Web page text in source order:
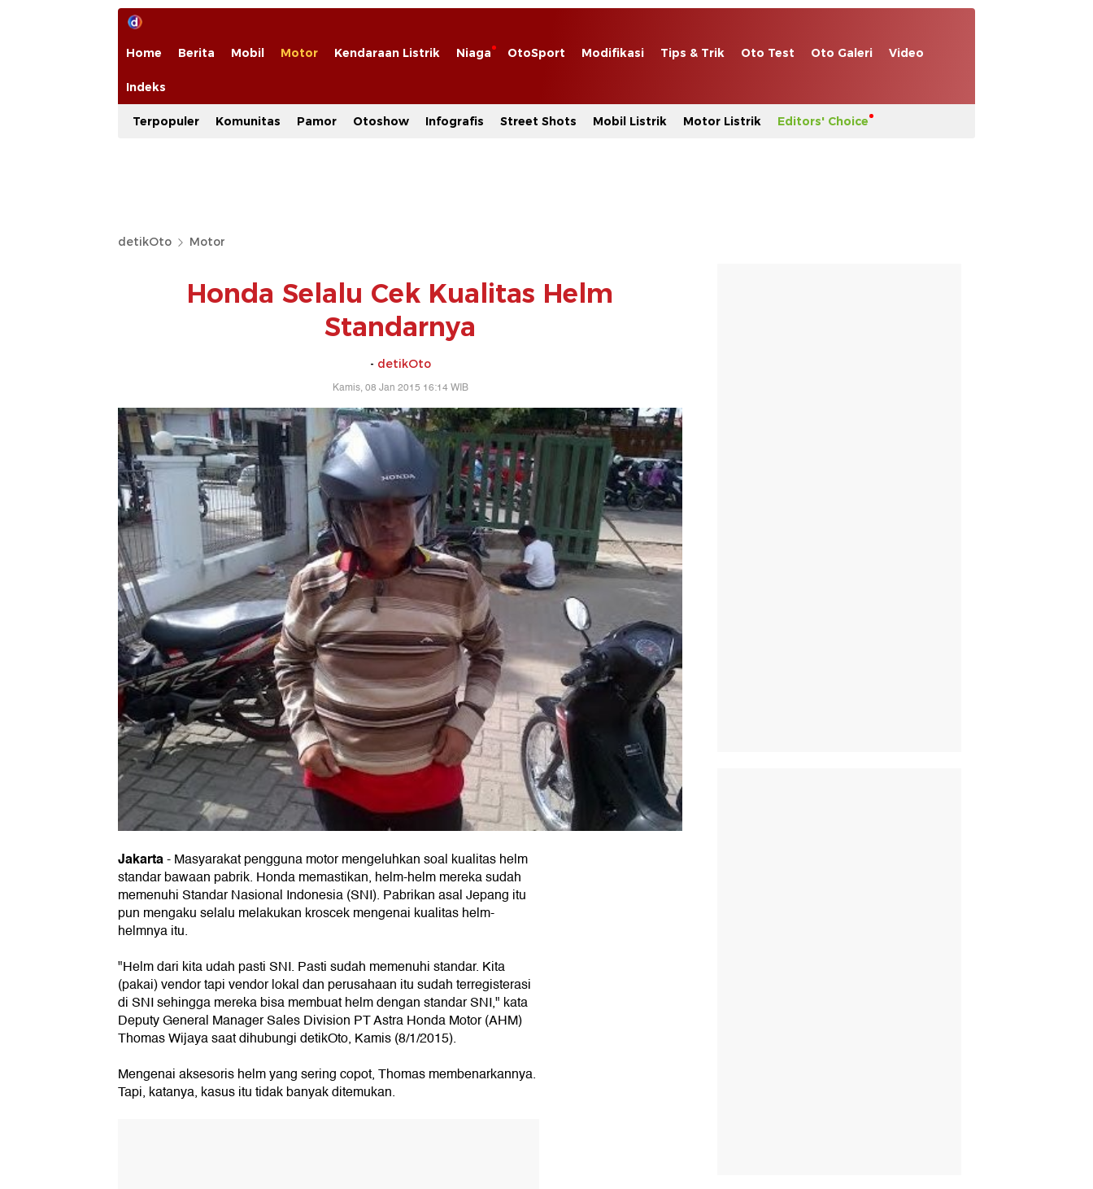
Home Berita Mobil Motor Kendaraan Listrik Niaga OtoSport Modifikasi Tips & Trik Oto Test Oto Galeri Video
Indeks
Terpopuler Komunitas Pamor Otoshow Infografis Street Shots Mobil Listrik Motor Listrik Editors' Choice
detikOto Motor
Honda Selalu Cek Kualitas Helm
Standarnya
- detikOto
Kamis, 08 Jan 2015 16:14 WIB
Jakarta- Masyarakat pengguna motor mengeluhkan soal kualitas helm
standar bawaan pabrik. Honda memastikan, helm-helm mereka sudah
memenuhi Standar Nasional Indonesia (SNI). Pabrikan asal Jepang itu
pun mengaku selalu melakukan kroscek mengenai kualitas helm-
helmnya itu.
"Helm dari kita udah pasti SNI. Pasti sudah memenuhi standar. Kita
(pakai) vendor tapi vendor lokal dan perusahaan itu sudah terregisterasi
di SNI sehingga mereka bisa membuat helm dengan standar SNI," kata
Deputy General Manager Sales Division PT Astra Honda Motor (AHM)
Thomas Wijaya saat dihubungi detikOto, Kamis (8/1/2015).
Mengenai aksesoris helm yang sering copot, Thomas membenarkannya.
Tapi, katanya, kasus itu tidak banyak ditemukan.